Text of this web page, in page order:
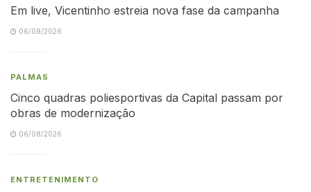
Em live, Vicentinho estreia nova fase da campanha
06/08/2026
PALMAS
Cinco quadras poliesportivas da Capital passam por
obras de modernização
06/08/2026
ENTRETENIMENTO